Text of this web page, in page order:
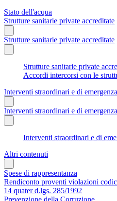
Stato dell'acqua
Strutture sanitarie private accreditate
Strutture sanitarie private accreditate
Strutture sanitarie private
Accordi intercorsi con le
Interventi straordinari e di emergenza
Interventi straordinari e di emergenza
Interventi straordinari e di
Altri contenuti
Spese di rappresentanza
Rendiconto proventi violazioni
14 quater d.lgs. 285/1992
Prevenzione della Corruzione